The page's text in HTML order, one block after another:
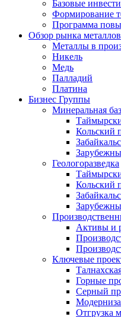
Базовые
Формирование
Программа
Обзор рынка металлов
Металлы в
Никель
Медь
Палладий
Платина
Бизнес Группы
Минеральная
Кольский
Геологоразведка
Кольский
Активы и
Ключевые
Горные
Серный
Отгрузка